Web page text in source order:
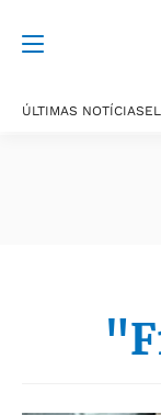
ÚLTIMAS NOTÍCIAS